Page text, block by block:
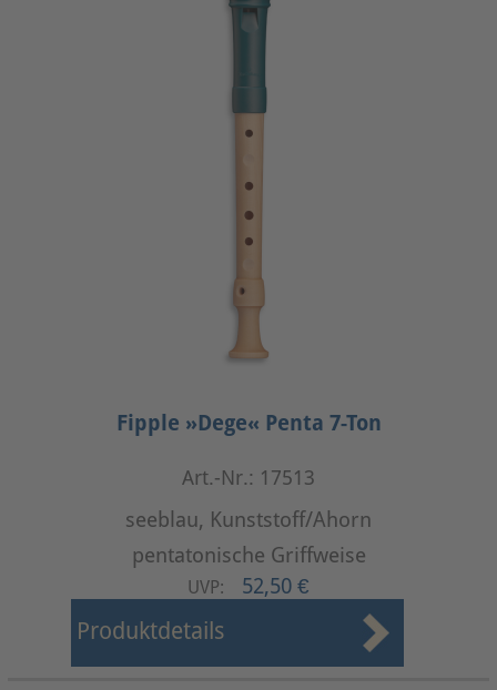
Fipple »Dege« Penta 7-Ton
Art.-Nr.: 17513
seeblau, Kunststoff/Ahorn
pentatonische Griffweise
UVP: 52,50 €
Produktdetails